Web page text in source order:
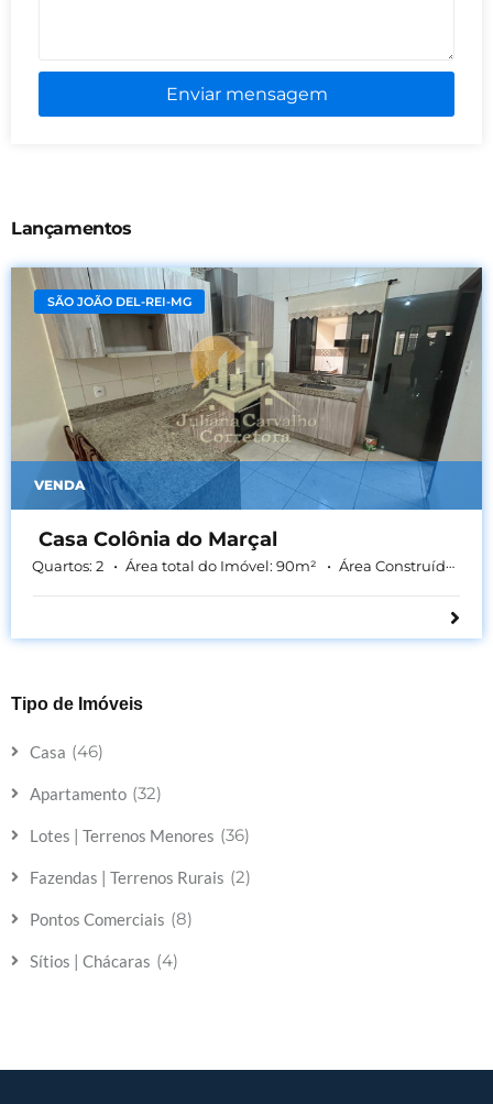
Enviar mensagem
Lançamentos
SÃO JOÃO DEL-REI-MG
VENDA
Casa Colônia do Marçal
Quartos: 2 Área total do Imóvel: 90m² Área Construída:
Tipo de Imóveis
Casa (46)
Apartamento (32)
Lotes | Terrenos Menores (36)
Fazendas | Terrenos Rurais (2)
Pontos Comerciais (8)
Sítios | Chácaras (4)